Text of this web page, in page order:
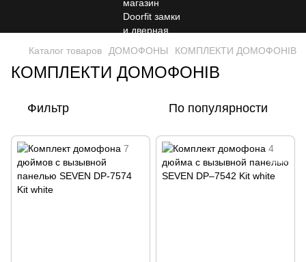
Каталог товаров ДОМОФОНЫ КОМПЛЕКТИ ДОМОФОНІВ
КОМПЛЕКТИ ДОМОФОНІВ
Фильтр По популярности